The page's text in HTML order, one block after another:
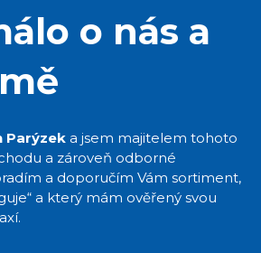
o nás a
Parýzek a jsem majitelem tohoto
a zároveň odborné
a doporučím Vám sortiment,
a který mám ověřený svou